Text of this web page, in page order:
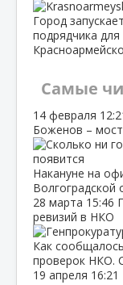
Город
подрядчика
Самые
14 февраля
Боженов –
Накануне на
Волгоградской
28 марта 15:46
ревизий в НКО
Как
проверок НКО.
19 апреля 16:21